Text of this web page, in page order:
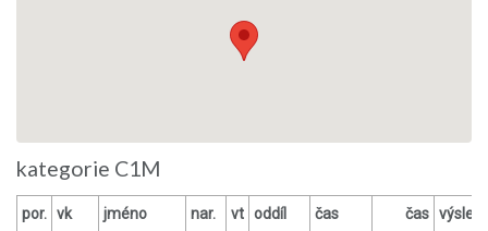
kategorie C1M
por. vk jméno nar. vt oddíl čas čas